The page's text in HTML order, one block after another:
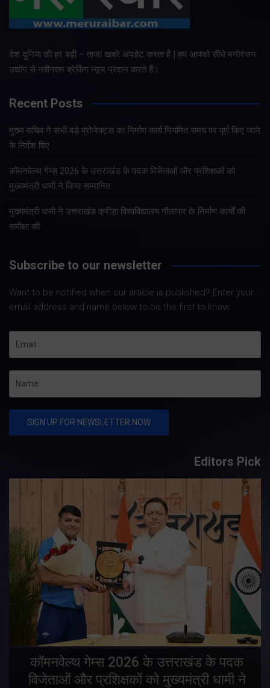
देश दुनिया की हर बड़ी – ताजा खबरे अपडेट करता है | हम आपको सीधे मनोरंजन
उद्योग से नवीनतम ब्रेकिंग न्यूज प्रदान करते हैं।
Recent Posts
मुख्य सचिव ने सभी बड़े प्रोजेक्ट्स का निर्माण कार्य नियमित समय पर पूर्ण किए जाने
के निर्देश दिए
कॉमनवेल्थ गेम्स 2026 के उत्तराखंड के पदक विजेताओं और प्रशिक्षकों को
मुख्यमंत्री धामी ने किया सम्मानित
मुख्यमंत्री धामी ने उत्तराखंड क्रीड़ा विश्वविद्यालय गौलापार के निर्माण कार्यों की
समीक्षा की
Subscribe to our newsletter
Want to be notified when our article is published? Enter your
email address and name below to be the first to know.
Editors Pick
कॉमनवेल्थ गेम्स 2026 के उत्तराखंड के पदक
विजेताओं और प्रशिक्षकों को मुख्यमंत्री धामी ने